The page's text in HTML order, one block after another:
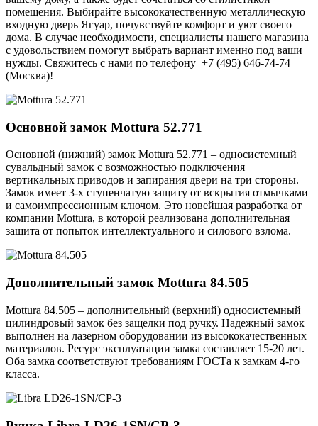
помещения. Выбирайте высококачественную металлическую
входную дверь Ягуар, почувствуйте комфорт и уют своего
дома. В случае необходимости, специалисты нашего магазина
с удовольствием помогут выбрать вариант именно под ваши
нужды. Свяжитесь с нами по телефону +7 (495) 646-74-74
(Москва)!
Основной замок Mottura 52.771
Основной (нижний) замок Mottura 52.771 – односистемный
сувальдный замок с возможностью подключения
вертикальных приводов и запирания двери на три стороны.
Замок имеет 3-х ступенчатую защиту от вскрытия отмычками
и самоимпрессионным ключом. Это новейшая разработка от
компании Mottura, в которой реализована дополнительная
защита от попыток интеллектуального и силового взлома.
Дополнительный замок Mottura 84.505
Mottura 84.505 – дополнительный (верхний) односистемный
цилиндровый замок без защелки под ручку. Надежный замок
выполнен на лазерном оборудовании из высококачественных
материалов. Ресурс эксплуатации замка составляет 15-20 лет.
Оба замка соответствуют требованиям ГОСТа к замкам 4-го
класса.